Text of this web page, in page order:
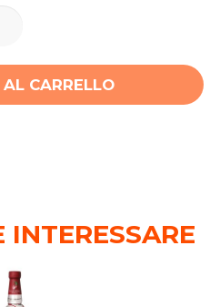
CARRELLO